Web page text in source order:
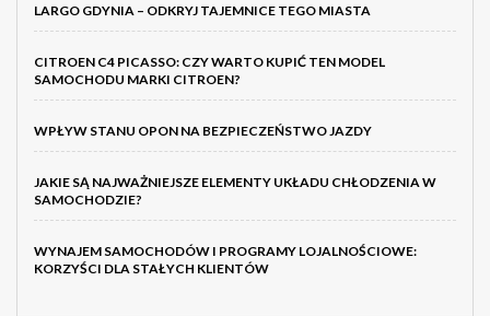
LARGO GDYNIA – ODKRYJ TAJEMNICE TEGO MIASTA
CITROEN C4 PICASSO: CZY WARTO KUPIĆ TEN MODEL
SAMOCHODU MARKI CITROEN?
WPŁYW STANU OPON NA BEZPIECZEŃSTWO JAZDY
JAKIE SĄ NAJWAŻNIEJSZE ELEMENTY UKŁADU CHŁODZENIA W
SAMOCHODZIE?
WYNAJEM SAMOCHODÓW I PROGRAMY LOJALNOŚCIOWE:
KORZYŚCI DLA STAŁYCH KLIENTÓW